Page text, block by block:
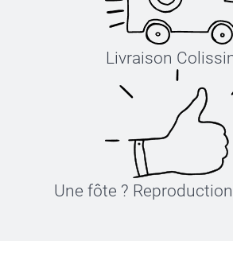
Livraison
Une fôte ?